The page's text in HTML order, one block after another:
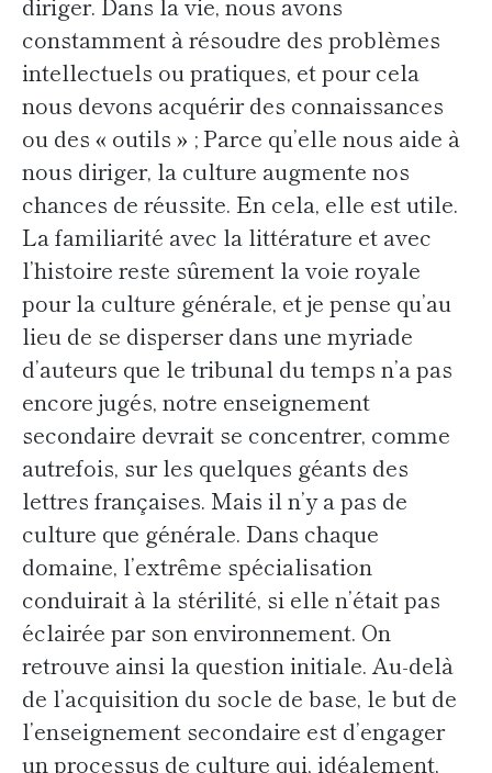
constamment à résoudre des problèmes
intellectuels ou pratiques, et pour cela
nous devons acquérir des connaissances
ou des « outils » ; Parce qu’elle nous aide à
nous diriger, la culture augmente nos
chances de réussite. En cela, elle est utile.
La familiarité avec la littérature et avec
l’histoire reste sûrement la voie royale
pour la culture générale, et je pense qu’au
lieu de se disperser dans une myriade
d’auteurs que le tribunal du temps n’a pas
encore jugés, notre enseignement
secondaire devrait se concentrer, comme
autrefois, sur les quelques géants des
lettres françaises. Mais il n’y a pas de
culture que générale. Dans chaque
domaine, l’extrême spécialisation
conduirait à la stérilité, si elle n’était pas
éclairée par son environnement. On
retrouve ainsi la question initiale. Au-delà
de l’acquisition du socle de base, le but de
l’enseignement secondaire est d’engager
un processus de culture qui, idéalement,